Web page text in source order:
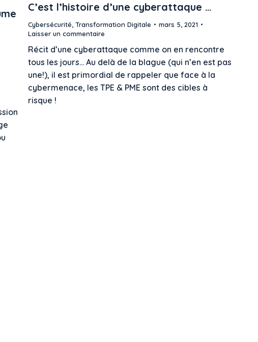
C’est l’histoire d’une cyberattaque …
Cybersécurité, Transformation Digitale
mars 5, 2021
Laisser un commentaire
Récit d’une cyberattaque comme on en rencontre
tous les jours… Au delà de la blague (qui n’en est pas
une!), il est primordial de rappeler que face à la
cybermenace, les TPE & PME sont des cibles à
risque !